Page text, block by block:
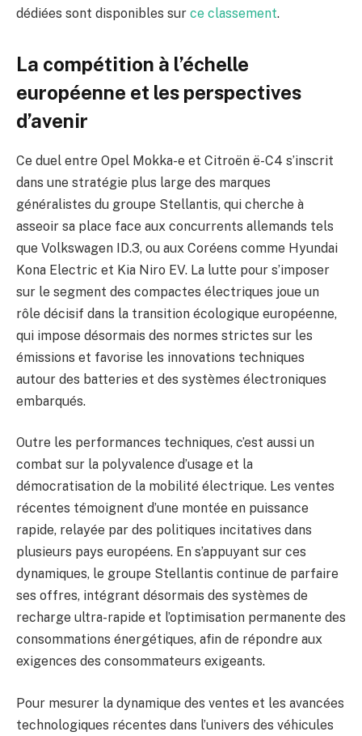
dédiées sont disponibles sur ce classement.
La compétition à l’échelle
européenne et les perspectives
d’avenir
Ce duel entre Opel Mokka-e et Citroën ë-C4 s’inscrit
dans une stratégie plus large des marques
généralistes du groupe Stellantis, qui cherche à
asseoir sa place face aux concurrents allemands tels
que Volkswagen ID.3, ou aux Coréens comme Hyundai
Kona Electric et Kia Niro EV. La lutte pour s’imposer
sur le segment des compactes électriques joue un
rôle décisif dans la transition écologique européenne,
qui impose désormais des normes strictes sur les
émissions et favorise les innovations techniques
autour des batteries et des systèmes électroniques
embarqués.
Outre les performances techniques, c’est aussi un
combat sur la polyvalence d’usage et la
démocratisation de la mobilité électrique. Les ventes
récentes témoignent d’une montée en puissance
rapide, relayée par des politiques incitatives dans
plusieurs pays européens. En s’appuyant sur ces
dynamiques, le groupe Stellantis continue de parfaire
ses offres, intégrant désormais des systèmes de
recharge ultra-rapide et l’optimisation permanente des
consommations énergétiques, afin de répondre aux
exigences des consommateurs exigeants.
Pour mesurer la dynamique des ventes et les avancées
technologiques récentes dans l’univers des véhicules